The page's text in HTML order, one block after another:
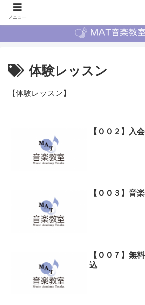
体験レッスン
【体験レッスン】
【００２】入
【００３】音
【００７】無
込
メニュー